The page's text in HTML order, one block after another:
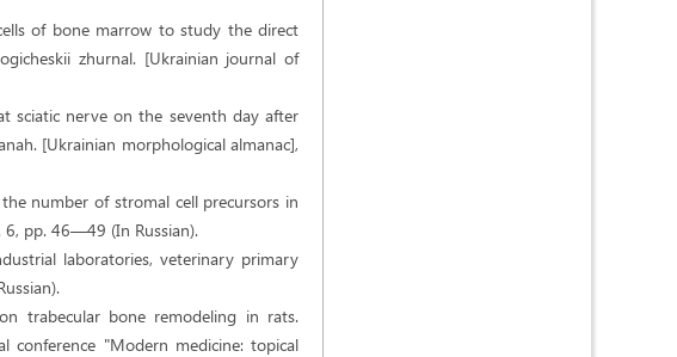
of bone marrow to study the direct
zhurnal. [Ukrainian journal of
sciatic nerve on the seventh day after
[Ukrainian morphological almanac],
the number of stromal cell precursors in
pp. 46—49 (In Russian).
laboratories, veterinary primary
trabecular bone remodeling in rats.
conference "Modern medicine: topical